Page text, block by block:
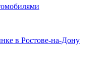
в Ростове-на-Дону